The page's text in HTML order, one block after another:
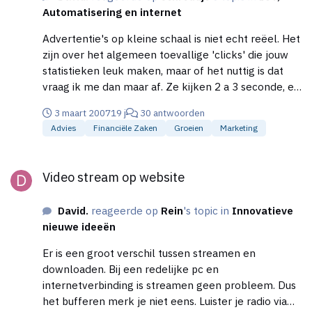
Automatisering en internet
Advertentie's op kleine schaal is niet echt reëel. Het
zijn over het algemeen toevallige 'clicks' die jouw
statistieken leuk maken, maar of het nuttig is dat
vraag ik me dan maar af. Ze kijken 2 a 3 seconde, en
je meer opzoek naar bezoekers die potentiële
klanten van je zijn en dat bereik je meer door actie's
doelgroep. Je website straalt uit dat het voor
prijzen hebben daarentegen weer een andere
insteek. Het komt wat slordig over en dat maakt het
er niet professioneler op en zeker niet uitnodigend.
Je zou zeker eens moeten kijken om een nieuwe
website te (laten) maken en vervolgens daarin
teksten te plaatsen die goed overkomen waar zeker
3 maart 200719 j 30 antwoorden
Advies Financiële Zaken Groeien Marketing
Video stream op website
David. reageerde op Rein's topic in Innovatieve
nieuwe ideeën
Er is een groot verschil tussen streamen en
downloaden. Bij een redelijke pc en
internetverbinding is streamen geen probleem. Dus
het bufferen merk je niet eens. Luister je radio via